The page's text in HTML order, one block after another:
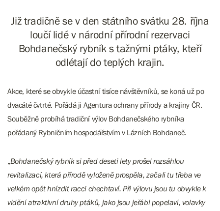
Již tradičně se v den státního svátku 28. října
loučí lidé v národní přírodní rezervaci
Bohdanečský rybník s tažnými ptáky, kteří
odlétají do teplých krajin.
Akce, které se obvykle účastní tisíce návštěvníků, se koná už po
dvacáté čvtrté. Pořádá ji Agentura ochrany přírody a krajiny ČR.
Souběžně probíhá tradiční výlov Bohdanečského rybníka
pořádaný Rybničním hospodářstvím v Lázních Bohdaneč.
„Bohdanečský rybník si před deseti lety prošel rozsáhlou
revitalizací, která přírodě vyloženě prospěla, začali tu třeba ve
velkém opět hnízdit racci chechtaví. Při výlovu jsou tu obvykle k
vidění atraktivní druhy ptáků, jako jsou jeřábi popelaví, volavky